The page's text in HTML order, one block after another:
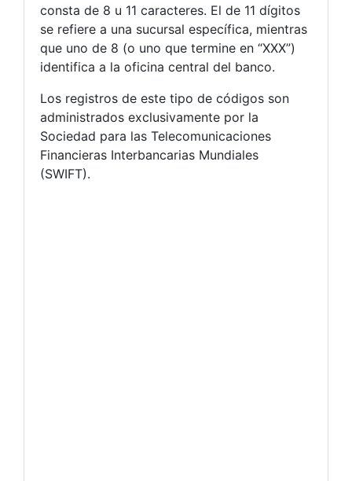
consta de 8 u 11 caracteres. El de 11 dígitos
se refiere a una sucursal específica, mientras
que uno de 8 (o uno que termine en “XXX”)
identifica a la oficina central del banco.
Los registros de este tipo de códigos son
administrados exclusivamente por la
Sociedad para las Telecomunicaciones
Financieras Interbancarias Mundiales
(SWIFT).